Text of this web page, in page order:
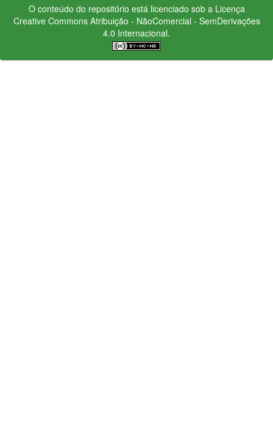
O conteúdo do repositório está licenciado sob a Licença
Creative CommonsAtribuição - NãoComercial - SemDerivações
4.0 Internacional.